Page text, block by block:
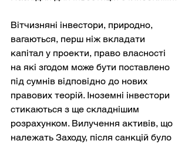
Вітчизняні інвестори, природно,
вагаються, перш ніж вкладати
капітал у проекти, право власності
на які згодом може бути поставлено
під сумнів відповідно до нових
правових теорій. Іноземні інвестори
стикаються з ще складнішим
розрахунком. Вилучення активів, що
належать Заходу, після санкцій було